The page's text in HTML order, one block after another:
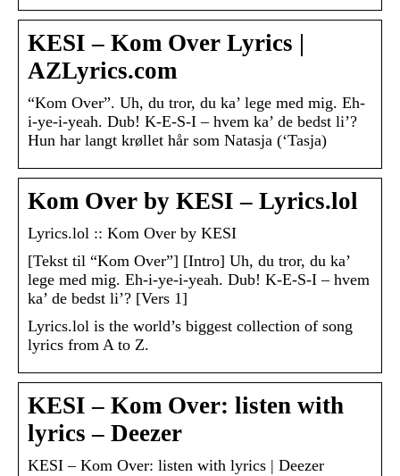
KESI – Kom Over Lyrics |
AZLyrics.com
“Kom Over”. Uh, du tror, du ka’ lege med mig. Eh-
i-ye-i-yeah. Dub! K-E-S-I – hvem ka’ de bedst li’?
Hun har langt krøllet hår som Natasja (‘Tasja)
Kom Over by KESI – Lyrics.lol
Lyrics.lol :: Kom Over by KESI
[Tekst til “Kom Over”] [Intro] Uh, du tror, du ka’
lege med mig. Eh-i-ye-i-yeah. Dub! K-E-S-I – hvem
ka’ de bedst li’? [Vers 1]
Lyrics.lol is the world’s biggest collection of song
lyrics from A to Z.
KESI – Kom Over: listen with
lyrics – Deezer
KESI – Kom Over: listen with lyrics | Deezer